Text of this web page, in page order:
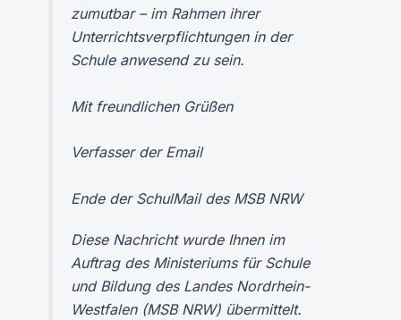
zumutbar – im Rahmen ihrer
Unterrichtsverpflichtungen in der
Schule anwesend zu sein.
Mit freundlichen Grüßen
Verfasser der Email
Ende der SchulMail des MSB NRW
Diese Nachricht wurde Ihnen im
Auftrag des Ministeriums für Schule
und Bildung des Landes Nordrhein-
Westfalen (MSB NRW) übermittelt.